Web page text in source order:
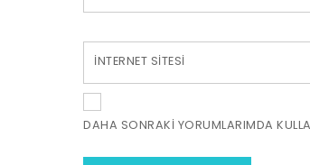
İNTERNET SITESI
DAHA SONRAKI YORUMLARIMDA